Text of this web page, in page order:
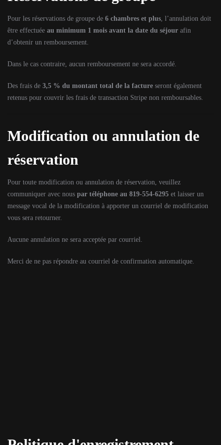
Pour les réservations de groupe de 6 chambres et plus, l’annulation doit
être effectuée au minimum 1 mois avant la date du séjour afin
d’obtenir un remboursement.
Dans le cas contraire, aucun remboursement ne sera accordé.
Des frais de 3,5 % du montant total de la facture seront également
retenus pour couvrir les frais de transaction Stripe non remboursables.
Modification ou annulation de
réservation
Pour toute modification ou annulation de réservation, veuillez
communiquer avec nous par téléphone au 819-554-6295 et laisser un
message vocal de la modification à apporter un courriel de modification
vous sera retourner.
Aucune annulation ne sera acceptée par courriel.
Merci de ne pas répondre au courriel de confirmation automatique.